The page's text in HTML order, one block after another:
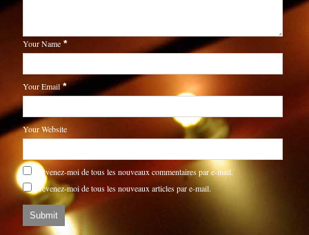
Your Name *
Your Email *
Your Website
Prévenez-moi de tous les nouveaux commentaires par e-mail.
Prévenez-moi de tous les nouveaux articles par e-mail.